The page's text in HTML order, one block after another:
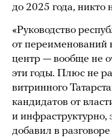
до 2025 года, никто
«Руководство
от
центр — вообще не
эти годы. Плюс не
витринного
кандидатов от
и инфраструктурно,
добавил в